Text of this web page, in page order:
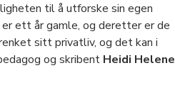
til å utforske sin egen
er ett år gamle, og deretter er de
sitt privatliv, og det kan i
og skribent Heidi Helene